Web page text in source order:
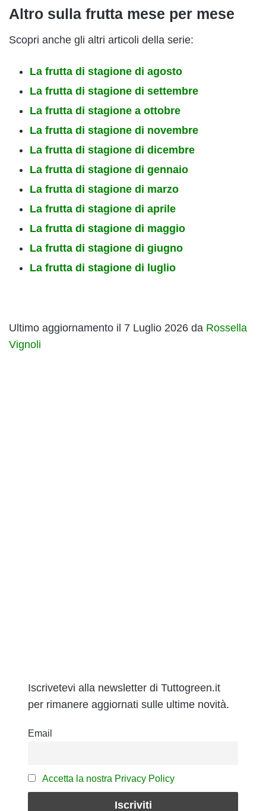
Altro sulla frutta mese per mese
Scopri anche gli altri articoli della serie:
La frutta di stagione di agosto
La frutta di stagione di settembre
La frutta di stagione a ottobre
La frutta di stagione di novembre
La frutta di stagione di dicembre
La frutta di stagione di gennaio
La frutta di stagione di marzo
La frutta di stagione di aprile
La frutta di stagione di maggio
La frutta di stagione di giugno
La frutta di stagione di luglio
Ultimo aggiornamento il 7 Luglio 2026 da Rossella
Vignoli
Iscrivetevi alla newsletter di Tuttogreen.it
per rimanere aggiornati sulle ultime novità.
Email
Accetta la nostra Privacy Policy